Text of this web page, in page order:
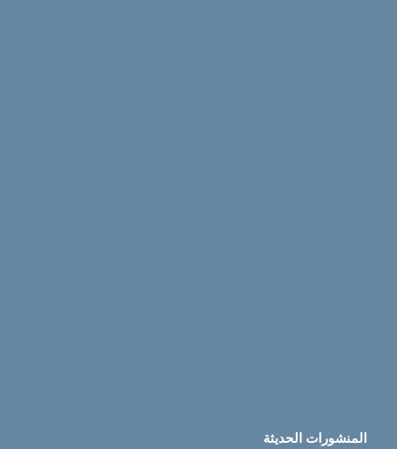
المنشورات الحديثة